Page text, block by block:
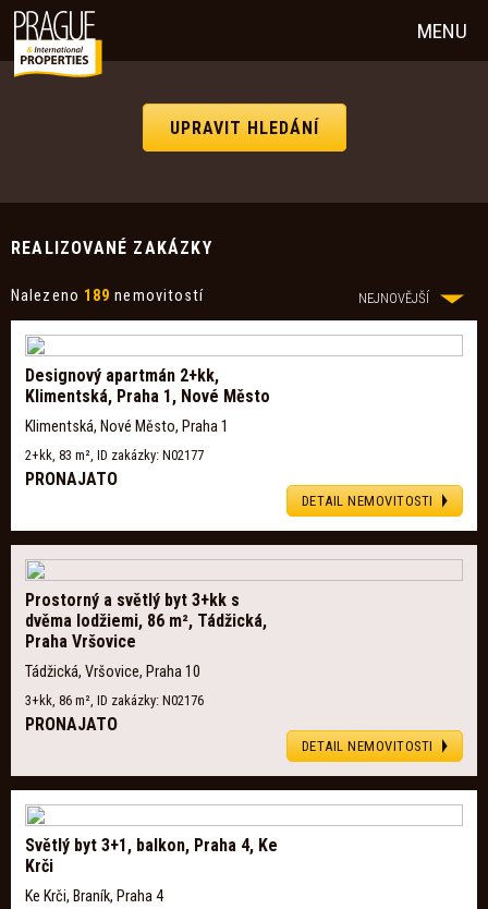
MENU
UPRAVIT HLEDÁNÍ
REALIZOVANÉ ZAKÁZKY
Nalezeno 189 nemovitostí NEJNOVĚJŠÍ
Designový apartmán 2+kk,
Klimentská, Praha 1, Nové Město
Klimentská, Nové Město, Praha 1
2+kk, 83 m², ID zakázky: N02177
PRONAJATO
DETAIL NEMOVITOSTI
Prostorný a světlý byt 3+kk s
dvěma lodžiemi, 86 m², Tádžická,
Praha Vršovice
Tádžická, Vršovice, Praha 10
3+kk, 86 m², ID zakázky: N02176
PRONAJATO
DETAIL NEMOVITOSTI
Světlý byt 3+1, balkon, Praha 4, Ke
Krči
Ke Krči, Braník, Praha 4